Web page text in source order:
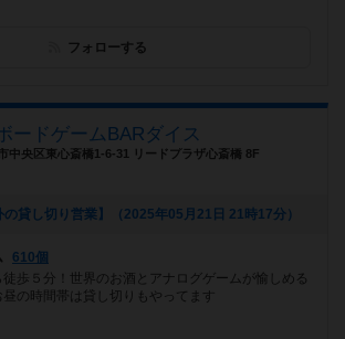
フォローする
ードゲームBARダイス
中央区東心斎橋1-6-31 リードプラザ心斎橋 8F
貸し切り営業】（2025年05月21日 21時17分）
610個
徒歩５分！世界のお酒とアナログゲームが愉しめる
の時間帯は貸し切りもやってます